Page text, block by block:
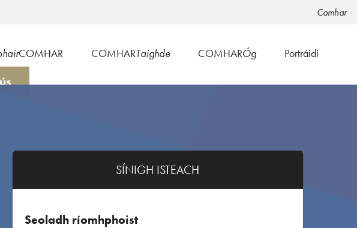
Comhar
COMHAR COMHARTaighde COMHARÓg Portráidí
SÍNIGH ISTEACH
Seoladh ríomhphoist